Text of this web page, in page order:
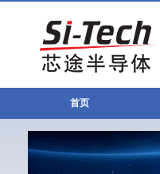
首页